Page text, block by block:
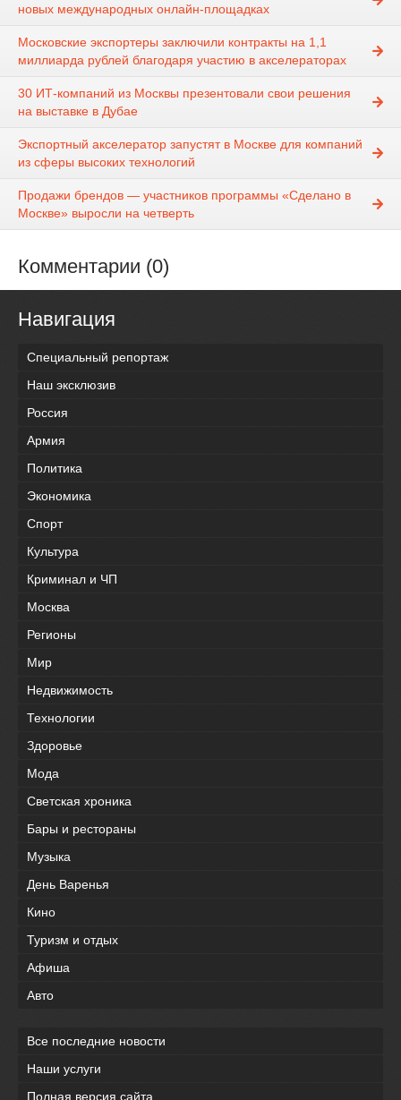
новых международных онлайн-площадках
Московские экспортеры заключили контракты на 1,1
миллиарда рублей благодаря участию в акселераторах
30 ИТ-компаний из Москвы презентовали свои решения
на выставке в Дубае
Экспортный акселератор запустят в Москве для компаний
из сферы высоких технологий
Продажи брендов — участников программы «Сделано в
Москве» выросли на четверть
Комментарии (0)
Навигация
Специальный репортаж
Наш эксклюзив
Россия
Армия
Политика
Экономика
Спорт
Культура
Криминал и ЧП
Москва
Регионы
Мир
Недвижимость
Технологии
Здоровье
Мода
Светская хроника
Бары и рестораны
Музыка
День Варенья
Кино
Туризм и отдых
Афиша
Авто
Все последние новости
Наши услуги
Полная версия сайта